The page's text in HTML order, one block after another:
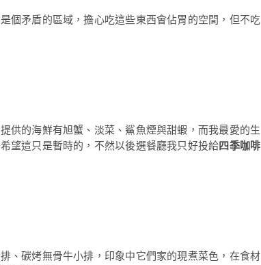
是個矛盾的區域，擔心吃這些東西會佔胃的空間，但不吃
提供的海鮮有旭蟹、淡菜、鯊魚煙與甜蝦，而我最愛的生
望這只是暫時的，不然以後選餐廳我只好投給四季咖啡
、碳烤無骨牛小排，印象中它們家的現煮菜色，在食材